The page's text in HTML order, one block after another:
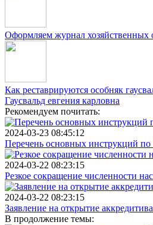
Оформляем журнал хозяйственных
Как реставрируются особняк
Гаусвальд евгения карловна
Рекомендуем почитать:
2024-03-23 08:45:12
Перечень основных инструкций
2024-03-22 08:23:15
Резкое сокращение численности
2024-03-22 08:23:15
Заявление на открытие
В продолжение темы: